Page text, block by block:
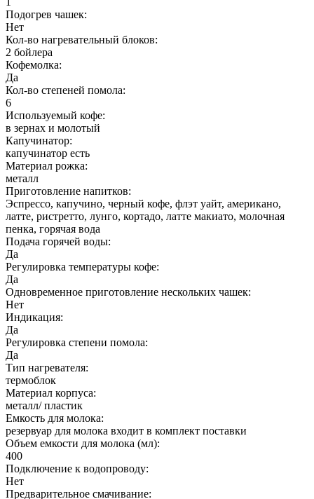
Подогрев чашек:
Нет
Кол-во нагревательный блоков:
2 бойлера
Кофемолка:
Да
Кол-во степеней помола:
6
Используемый кофе:
в зернах и молотый
Капучинатор:
капучинатор есть
Материал рожка:
металл
Приготовление напитков:
Эспрессо, капучино, черный кофе, флэт уайт, американо,
латте, ристретто, лунго, кортадо, латте макиато, молочная
пенка, горячая вода
Подача горячей воды:
Да
Регулировка температуры кофе:
Да
Одновременное приготовление нескольких чашек:
Нет
Индикация:
Да
Регулировка степени помола:
Да
Тип нагревателя:
термоблок
Материал корпуса:
металл/ пластик
Емкость для молока:
резервуар для молока входит в комплект поставки
Объем емкости для молока (мл):
400
Подключение к водопроводу:
Нет
Предварительное смачивание: